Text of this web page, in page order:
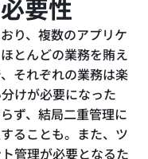
要性
り、複数のアプリケ
とんどの業務を賄え
それぞれの業務は楽
けが必要になった
ず、結局二重管理に
ることも。また、ツ
管理が必要となるた